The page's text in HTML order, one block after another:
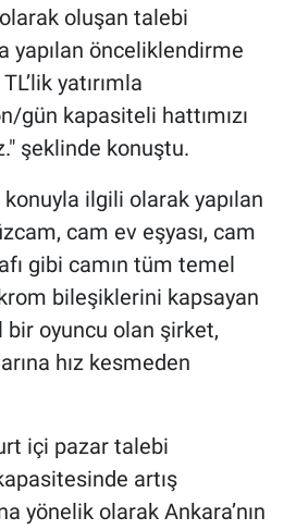
oluşan talebi
yapılan önceliklendirme
yatırımla
gün kapasiteli hattımızı
şeklinde konuştu.
ilgili olarak yapılan
cam ev eşyası, cam
gibi camın tüm temel
bileşiklerini kapsayan
bir oyuncu olan şirket,
hız kesmeden
içi pazar talebi
artış
yönelik olarak Ankara’nın